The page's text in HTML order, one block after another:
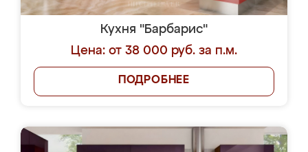
Кухня "Барбарис"
Цена: от 38 000 руб. за п.м.
ПОДРОБНЕЕ